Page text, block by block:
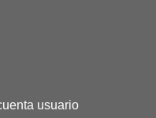
usuario